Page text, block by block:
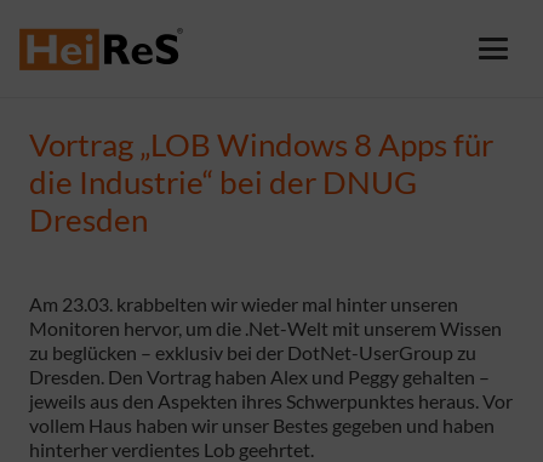
Vortrag „LOB Windows 8 Apps für
die Industrie“ bei der DNUG
Dresden
Am 23.03. krabbelten wir wieder mal hinter unseren
Monitoren hervor, um die .Net-Welt mit unserem Wissen
zu beglücken – exklusiv bei der DotNet-UserGroup zu
Dresden. Den Vortrag haben Alex und Peggy gehalten –
jeweils aus den Aspekten ihres Schwerpunktes heraus. Vor
vollem Haus haben wir unser Bestes gegeben und haben
hinterher verdientes Lob geehrtet.